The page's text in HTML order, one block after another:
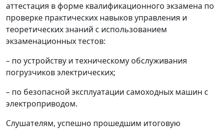
аттестация в форме квалификационного экзамена по
проверке практических навыков управления и
теоретических знаний с использованием
экзаменационных тестов:
– по устройству и техническому обслуживания
погрузчиков электрических;
– по безопасной эксплуатации самоходных машин с
электроприводом.
Слушателям, успешно прошедшим итоговую